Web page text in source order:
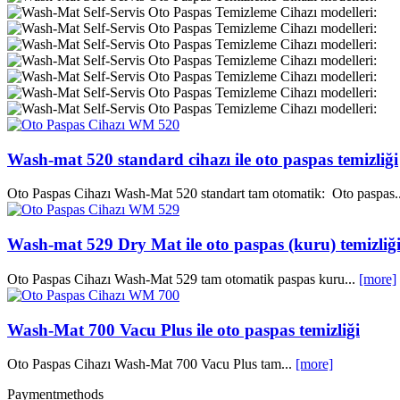
Wash-mat 520 standard cihazı ile oto paspas temizliği
Oto Paspas Cihazı Wash-Mat 520 standart tam otomatik: Oto
Wash-mat 529 Dry Mat ile oto paspas (kuru) temizliği
Oto Paspas Cihazı Wash-Mat 529 tam otomatik paspas kuru... [more]
Wash-Mat 700 Vacu Plus ile oto paspas temizliği
Oto Paspas Cihazı Wash-Mat 700 Vacu Plus tam... [more]
Paymentmethods